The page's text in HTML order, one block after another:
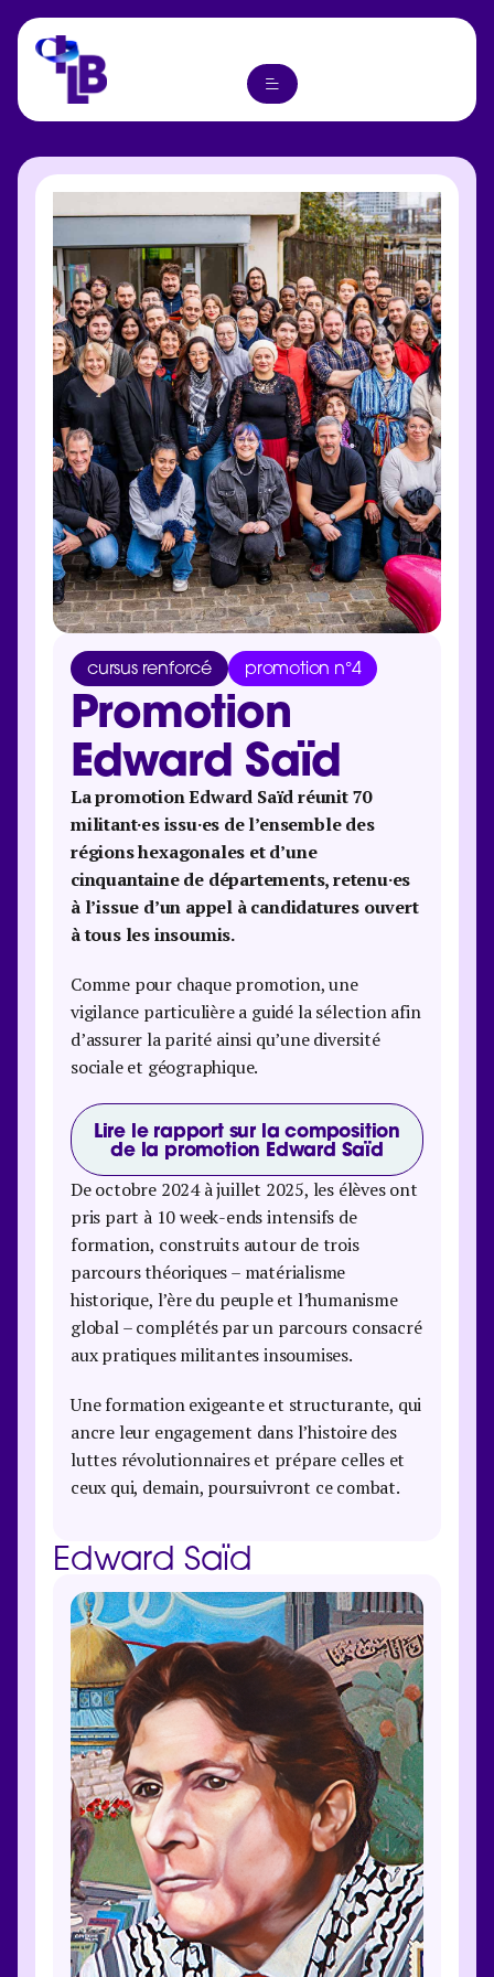
cursus renforcé promotion n°4
Promotion
Edward Saïd
La promotion Edward Saïd réunit 70
militant·es issu·es de l’ensemble des
régions hexagonales et d’une
cinquantaine de départements, retenu·es
à l’issue d’un appel à candidatures ouvert
à tous les insoumis.
Comme pour chaque promotion, une
vigilance particulière a guidé la sélection afin
d’assurer la parité ainsi qu’une diversité
sociale et géographique.
Lire le rapport sur la composition
de la promotion Edward Saïd
De octobre 2024 à juillet 2025, les élèves ont
pris part à 10 week-ends intensifs de
formation, construits autour de trois
parcours théoriques – matérialisme
historique, l’ère du peuple et l’humanisme
global – complétés par un parcours consacré
aux pratiques militantes insoumises.
Une formation exigeante et structurante, qui
ancre leur engagement dans l’histoire des
luttes révolutionnaires et prépare celles et
ceux qui, demain, poursuivront ce combat.
Edward Saïd